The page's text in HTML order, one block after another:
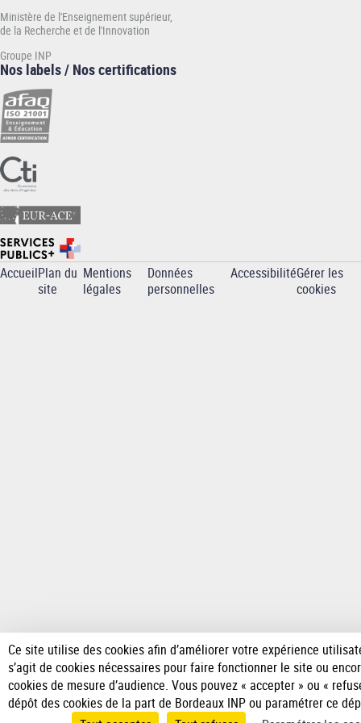
Ministère de l'Enseignement supérieur,
de la Recherche et de l'Innovation
Groupe INP
Nos labels / Nos certifications
AccueilPlan du
site
Mentions
légales
Données
personnelles
AccessibilitéGérer les
cookies
Ce site utilise des cookies afin d’améliorer votre expérience
s’agit de cookies nécessaires pour faire fonctionner le site ou
cookies de mesure d’audience. Vous pouvez « accepter » ou «
dépôt des cookies de la part de Bordeaux INP ou paramétrer ce